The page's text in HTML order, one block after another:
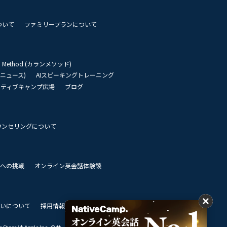
いて ファミリープランについて
Method (カランメソッド)
ュース)
AIスピーキングトレーニング
ィブキャンプ広場
ブログ
セリングについて
の挑戦 オンライン英会話体験談
について 採用情報 私達のビジョン